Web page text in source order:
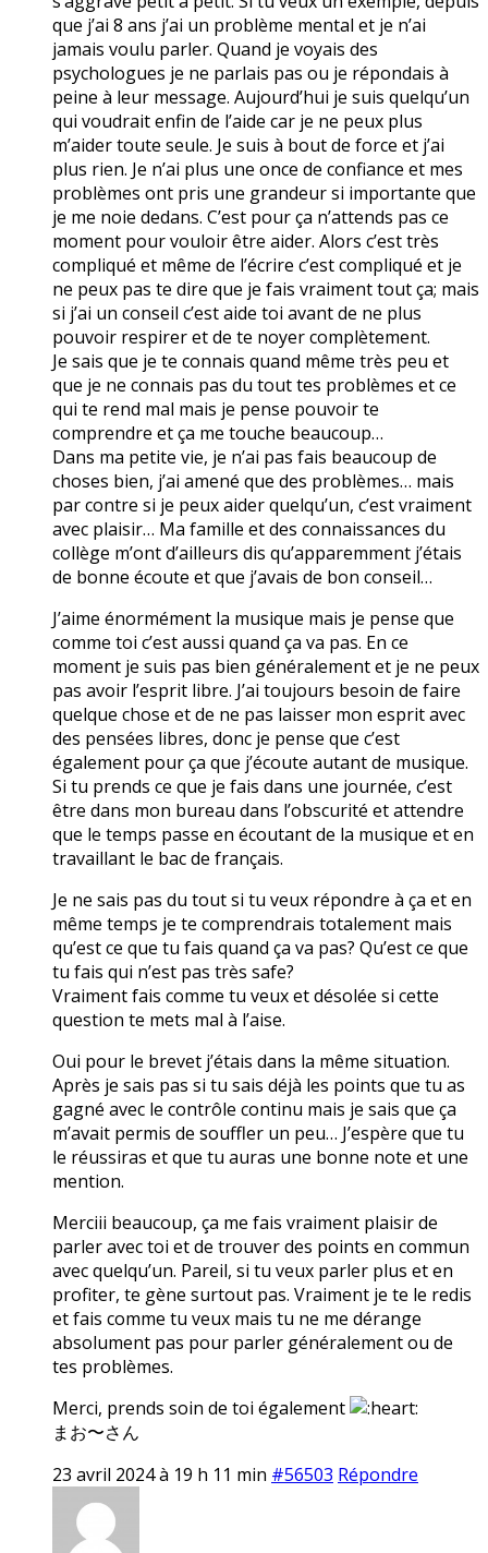
que j’ai 8 ans j’ai un problème mental et je n’ai
jamais voulu parler. Quand je voyais des
psychologues je ne parlais pas ou je répondais à
peine à leur message. Aujourd’hui je suis quelqu’un
qui voudrait enfin de l’aide car je ne peux plus
m’aider toute seule. Je suis à bout de force et j’ai
plus rien. Je n’ai plus une once de confiance et mes
problèmes ont pris une grandeur si importante que
je me noie dedans. C’est pour ça n’attends pas ce
moment pour vouloir être aider. Alors c’est très
compliqué et même de l’écrire c’est compliqué et je
ne peux pas te dire que je fais vraiment tout ça; mais
si j’ai un conseil c’est aide toi avant de ne plus
pouvoir respirer et de te noyer complètement.
Je sais que je te connais quand même très peu et
que je ne connais pas du tout tes problèmes et ce
qui te rend mal mais je pense pouvoir te
comprendre et ça me touche beaucoup…
Dans ma petite vie, je n’ai pas fais beaucoup de
choses bien, j’ai amené que des problèmes… mais
par contre si je peux aider quelqu’un, c’est vraiment
avec plaisir… Ma famille et des connaissances du
collège m’ont d’ailleurs dis qu’apparemment j’étais
de bonne écoute et que j’avais de bon conseil…
J’aime énormément la musique mais je pense que
comme toi c’est aussi quand ça va pas. En ce
moment je suis pas bien généralement et je ne peux
pas avoir l’esprit libre. J’ai toujours besoin de faire
quelque chose et de ne pas laisser mon esprit avec
des pensées libres, donc je pense que c’est
également pour ça que j’écoute autant de musique.
Si tu prends ce que je fais dans une journée, c’est
être dans mon bureau dans l’obscurité et attendre
que le temps passe en écoutant de la musique et en
travaillant le bac de français.
Je ne sais pas du tout si tu veux répondre à ça et en
même temps je te comprendrais totalement mais
qu’est ce que tu fais quand ça va pas? Qu’est ce que
tu fais qui n’est pas très safe?
Vraiment fais comme tu veux et désolée si cette
question te mets mal à l’aise.
Oui pour le brevet j’étais dans la même situation.
Après je sais pas si tu sais déjà les points que tu as
gagné avec le contrôle continu mais je sais que ça
m’avait permis de souffler un peu… J’espère que tu
le réussiras et que tu auras une bonne note et une
mention.
Merciii beaucoup, ça me fais vraiment plaisir de
parler avec toi et de trouver des points en commun
avec quelqu’un. Pareil, si tu veux parler plus et en
profiter, te gène surtout pas. Vraiment je te le redis
et fais comme tu veux mais tu ne me dérange
absolument pas pour parler généralement ou de
tes problèmes.
Merci, prends soin de toi également
まお〜さん
23 avril 2024 à 19 h 11 min #56503 Répondre